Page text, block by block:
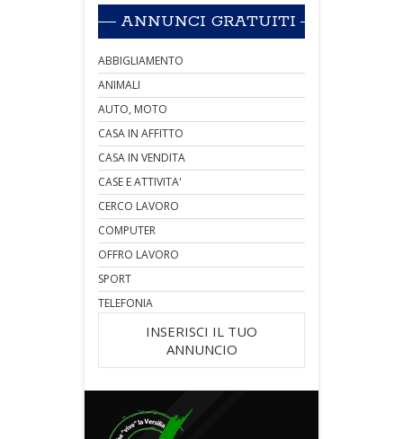
ANNUNCI GRATUITI
ABBIGLIAMENTO
ANIMALI
AUTO, MOTO
CASA IN AFFITTO
CASA IN VENDITA
CASE E ATTIVITA'
CERCO LAVORO
COMPUTER
OFFRO LAVORO
SPORT
TELEFONIA
INSERISCI IL TUO
ANNUNCIO